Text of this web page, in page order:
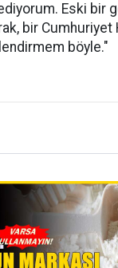
Eski bir
bir Cumhuriyet
böyle."